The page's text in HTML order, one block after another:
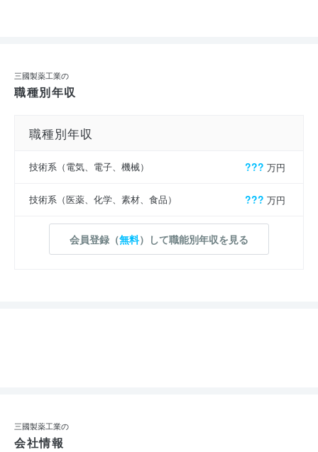
三國製薬工業の
職種別年収
職種別年収
技術系（電気、電子、機械） ??? 万円
技術系（医薬、化学、素材、食品） ??? 万円
会員登録（無料）して職能別年収を見る
三國製薬工業の
会社情報